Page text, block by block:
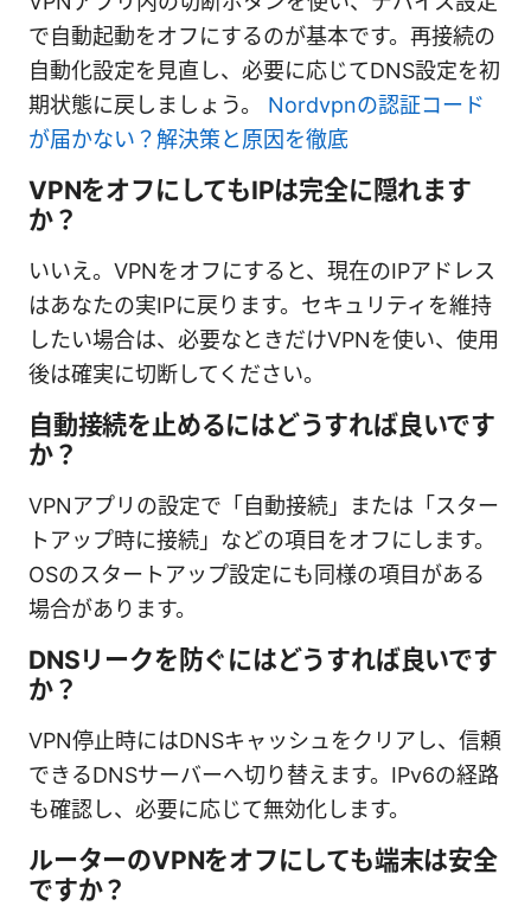
で自動起動をオフにするのが基本です。再接続の
自動化設定を見直し、必要に応じてDNS設定を初
期状態に戻しましょう。 Nordvpnの認証コード
が届かない？解決策と原因を徹底
VPNをオフにしてもIPは完全に隠れます
か？
いいえ。VPNをオフにすると、現在のIPアドレス
はあなたの実IPに戻ります。セキュリティを維持
したい場合は、必要なときだけVPNを使い、使用
後は確実に切断してください。
自動接続を止めるにはどうすれば良いです
か？
VPNアプリの設定で「自動接続」または「スター
トアップ時に接続」などの項目をオフにします。
OSのスタートアップ設定にも同様の項目がある
場合があります。
DNSリークを防ぐにはどうすれば良いです
か？
VPN停止時にはDNSキャッシュをクリアし、信頼
できるDNSサーバーへ切り替えます。IPv6の経路
も確認し、必要に応じて無効化します。
ルーターのVPNをオフにしても端末は安全
ですか？